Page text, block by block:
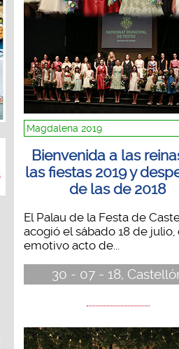
Magdalena 2019
Bienvenida a las
las fiestas 2019 y
de las de 2018
El Palau de la Festa de
acogió el sábado 18 de julio,
emotivo acto de...
30 - 07 - 18,